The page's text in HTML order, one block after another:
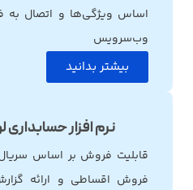
اساس ویژگی‌ها و اتصال به
وب‌سرویس
بیشتر بدانید
نرم افزار
قابلیت فروش بر اساس
فروش اقساطی و ارائه